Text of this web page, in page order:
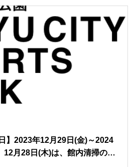
】2023年12月29日(金)～2024
12月28日(木)は、館内清掃のた